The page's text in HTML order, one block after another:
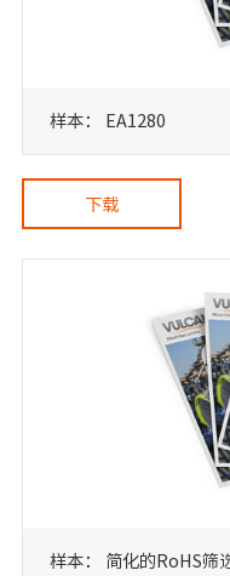
样本： EA1280
下载
样本： 简化的RoHS筛